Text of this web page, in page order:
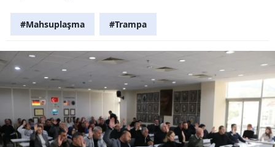
#Mahsuplaşma #Trampa